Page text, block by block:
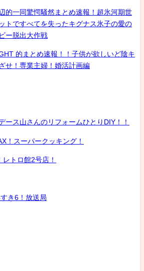
的一同驚愕騒然まとめ速報！超氷河期世
トですべてを失ったキグナス氷子の愛の
ー脱出大作戦
的まとめ速報！！子供が欲しいど陰キ
せ！専業主婦！婚活計画編
ース山さんのリフォームひとりDIY！！
！スーパークッキング！
トロ館2号店！
き6！放送局